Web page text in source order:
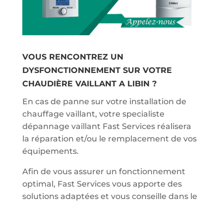
VOUS RENCONTREZ UN
DYSFONCTIONNEMENT SUR VOTRE
CHAUDIÈRE VAILLANT A LIBIN ?
En cas de panne sur votre installation de
chauffage vaillant, votre specialiste
dépannage vaillant Fast Services réalisera
la réparation et/ou le remplacement de vos
équipements.
Afin de vous assurer un fonctionnement
optimal, Fast Services vous apporte des
solutions adaptées et vous conseille dans le